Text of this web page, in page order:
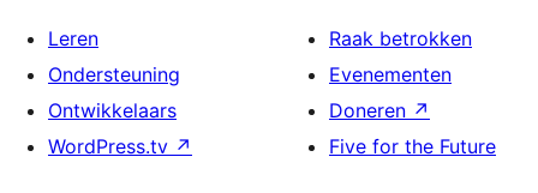
Leren
Ondersteuning
Ontwikkelaars
WordPress.tv ↗
Raak betrokken
Evenementen
Doneren ↗
Five for the Future